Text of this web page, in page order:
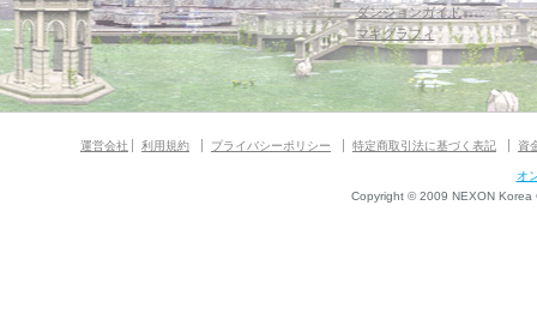
ダンジョンガイド
マギグラフィ
運営会社 利用規約 プライバシーポリシー 特定商取引法に基づく表記 資
オ
Copyright © 2009 NEXON Korea